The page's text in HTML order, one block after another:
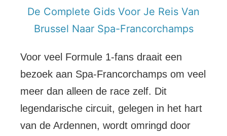
De Complete Gids Voor Je Reis Van
Brussel Naar Spa-Francorchamps
Voor veel Formule 1-fans draait een
bezoek aan Spa-Francorchamps om veel
meer dan alleen de race zelf. Dit
legendarische circuit, gelegen in het hart
van de Ardennen, wordt omringd door